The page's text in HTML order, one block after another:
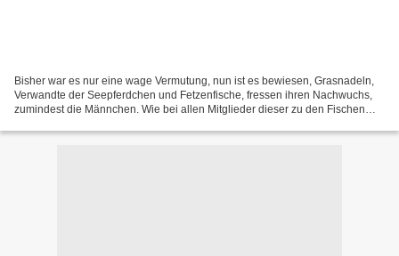
Bisher war es nur eine wage Vermutung, nun ist es bewiesen, Grasnadeln,
Verwandte der Seepferdchen und Fetzenfische, fressen ihren Nachwuchs,
zumindest die Männchen. Wie bei allen Mitglieder dieser zu den Fischen